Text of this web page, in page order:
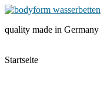
Skip
content
quality made in Germany
Menu
Startseite